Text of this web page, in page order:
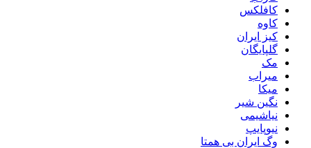
کافلکس
کاوه
کیز ایران
گلپایگان
مک
میراب
میکا
نگین شیر
نیاشیمی
نیوپایپ
وگ ایران بی همتا